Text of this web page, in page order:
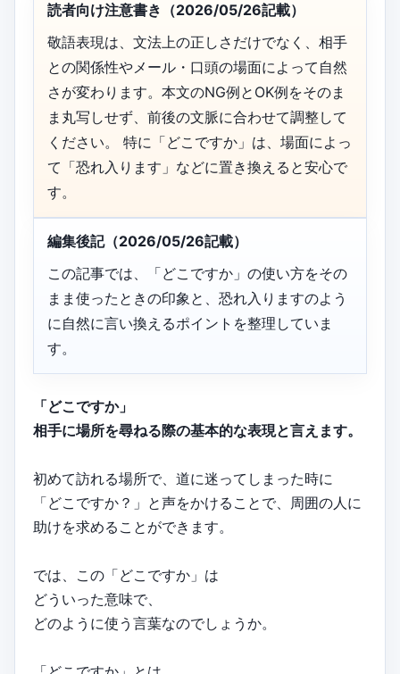
読者向け注意書き（2026/05/26記載）
敬語表現は、文法上の正しさだけでなく、相手
との関係性やメール・口頭の場面によって自然
さが変わります。本文のNG例とOK例をそのま
ま丸写しせず、前後の文脈に合わせて調整して
ください。 特に「どこですか」は、場面によっ
て「恐れ入ります」などに置き換えると安心で
す。
編集後記（2026/05/26記載）
この記事では、「どこですか」の使い方をその
まま使ったときの印象と、恐れ入りますのよう
に自然に言い換えるポイントを整理していま
す。
「どこですか」
相手に場所を尋ねる際の基本的な表現と言えます。
初めて訪れる場所で、道に迷ってしまった時に
「どこですか？」と声をかけることで、周囲の人に
助けを求めることができます。
では、この「どこですか」は
どういった意味で、
どのように使う言葉なのでしょうか。